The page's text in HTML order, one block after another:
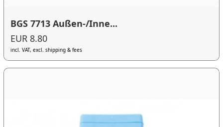
BGS 7713 Außen-/Inne...
EUR 8.80
incl. VAT, excl. shipping & fees